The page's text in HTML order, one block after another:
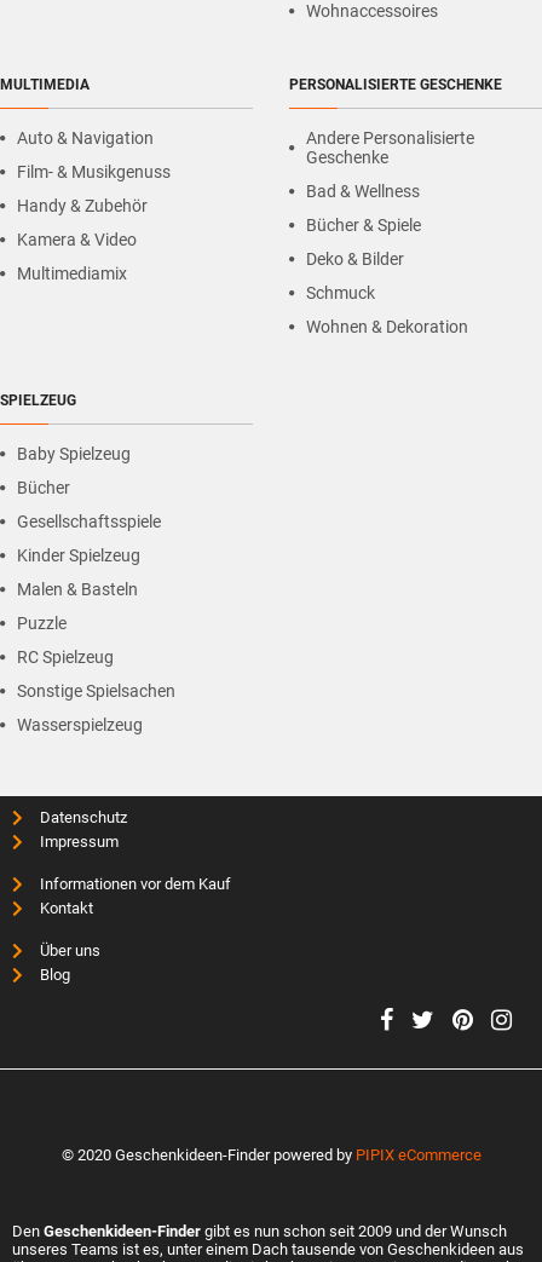
Wohnaccessoires
MULTIMEDIA
Auto & Navigation
Film- & Musikgenuss
Handy & Zubehör
Kamera & Video
Multimediamix
PERSONALISIERTE GESCHENKE
Andere Personalisierte
Geschenke
Bad & Wellness
Bücher & Spiele
Deko & Bilder
Schmuck
Wohnen & Dekoration
SPIELZEUG
Baby Spielzeug
Bücher
Gesellschaftsspiele
Kinder Spielzeug
Malen & Basteln
Puzzle
RC Spielzeug
Sonstige Spielsachen
Wasserspielzeug
Datenschutz
Impressum
Informationen vor dem Kauf
Kontakt
Über uns
Blog
© 2020 Geschenkideen-Finder powered by PIPIX eCommerce
Den Geschenkideen-Finder gibt es nun schon seit 2009 und der Wunsch
unseres Teams ist es, unter einem Dach tausende von Geschenkideen aus